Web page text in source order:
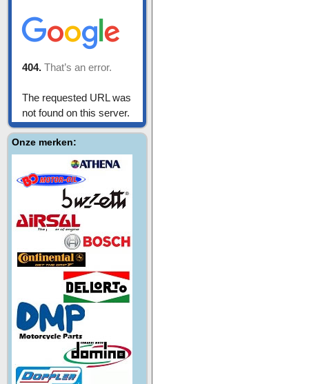
Onze merken: